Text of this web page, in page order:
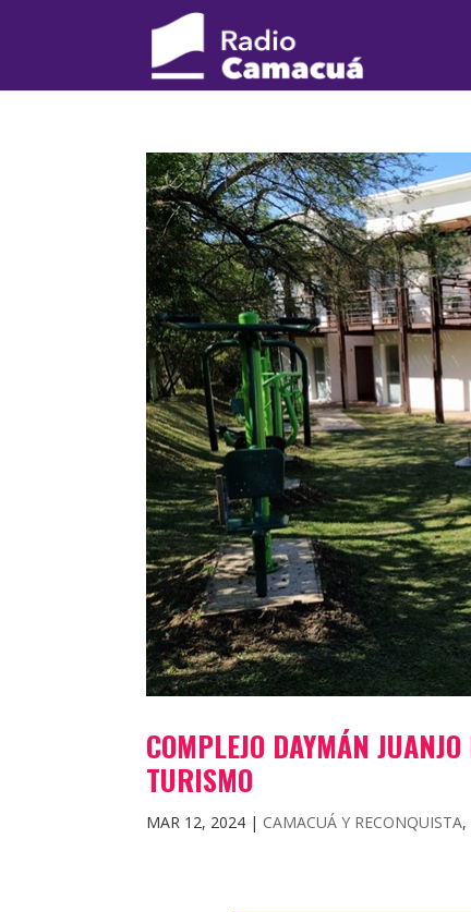
COMPLEJO DAYMÁN
TURISMO
MAR 12, 2024 | CAMACUÁ Y RECONQUISTA,